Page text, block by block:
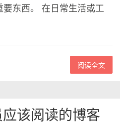
东西。 在日常生活或工
阅读全文
该阅读的博客